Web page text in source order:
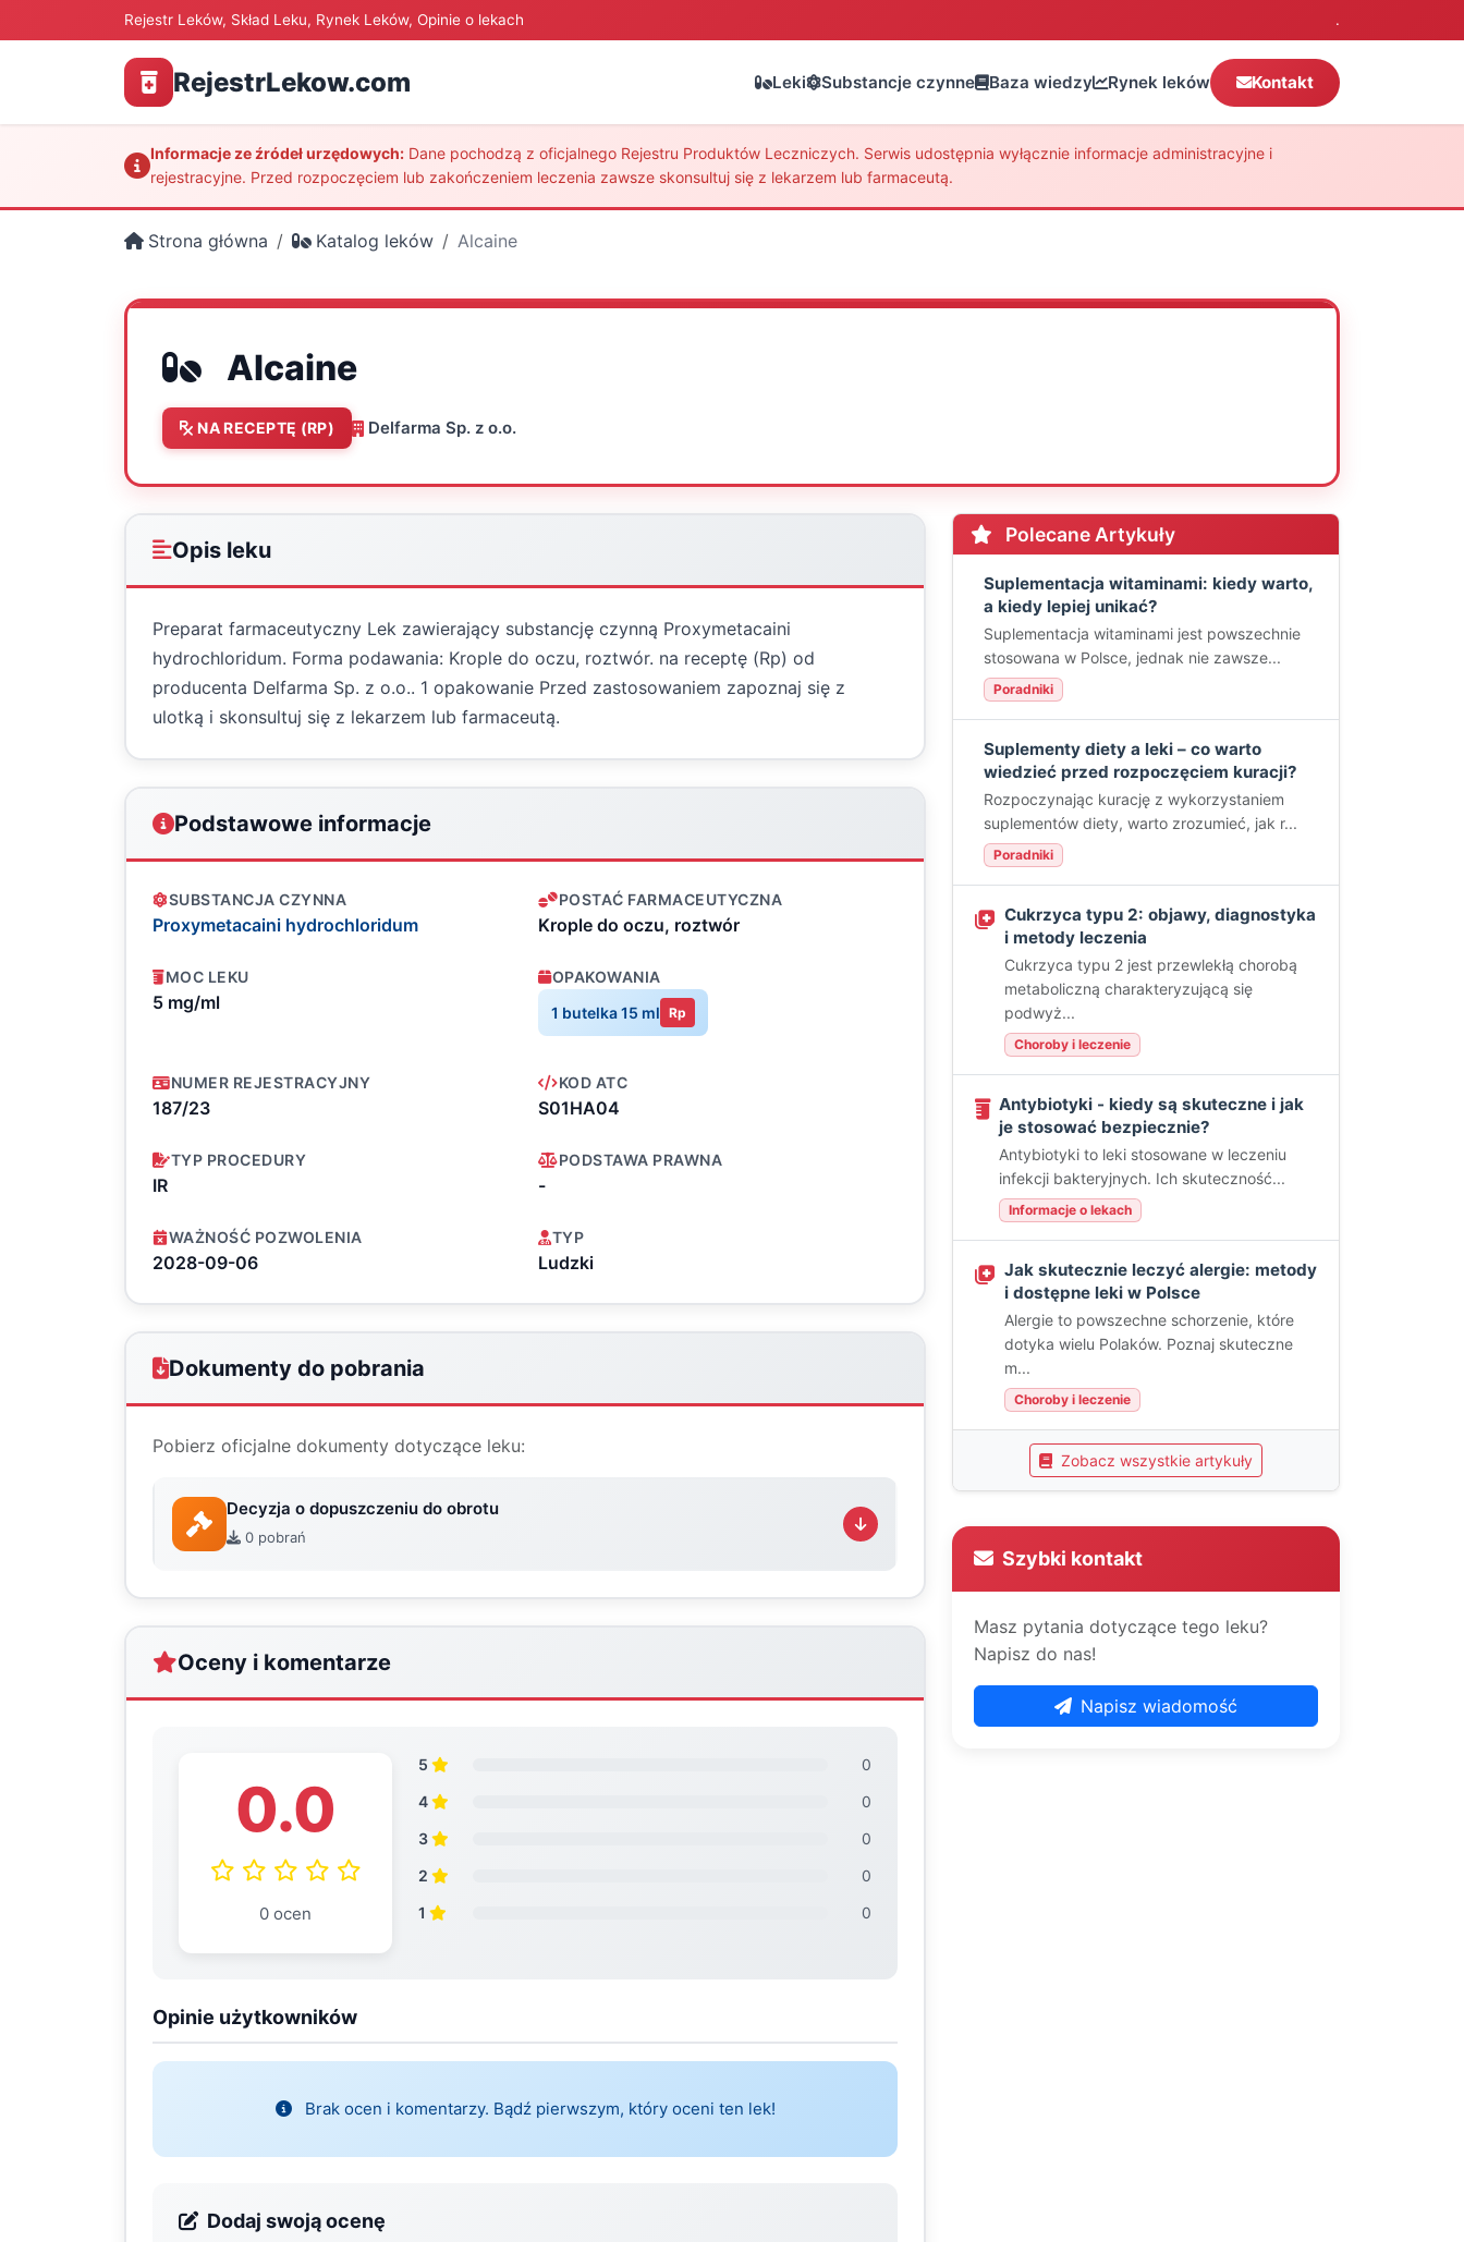
Rejestr Leków, Skład Leku, Rynek Leków, Opinie o lekach .
RejestrLekow.com Leki Substancje czynne Baza wiedzy Rynek leków Kontakt
Informacje ze źródeł urzędowych: Dane pochodzą z oficjalnego Rejestru Produktów Leczniczych. Serwis udostępnia wyłącznie informacje administracyjne i
rejestracyjne. Przed rozpoczęciem lub zakończeniem leczenia zawsze skonsultuj się z lekarzem lub farmaceutą.
Strona główna Katalog leków Alcaine
Alcaine
NA RECEPTĘ (RP) Delfarma Sp. z o.o.
Opis leku
Preparat farmaceutyczny Lek zawierający substancję czynną Proxymetacaini
hydrochloridum. Forma podawania: Krople do oczu, roztwór. na receptę (Rp) od
producenta Delfarma Sp. z o.o.. 1 opakowanie Przed zastosowaniem zapoznaj się z
ulotką i skonsultuj się z lekarzem lub farmaceutą.
Podstawowe informacje
SUBSTANCJA CZYNNA
Proxymetacaini hydrochloridum
POSTAĆ FARMACEUTYCZNA
Krople do oczu, roztwór
MOC LEKU
5 mg/ml
OPAKOWANIA
1 butelka 15 ml Rp
NUMER REJESTRACYJNY
187/23
KOD ATC
S01HA04
TYP PROCEDURY
IR
PODSTAWA PRAWNA
-
WAŻNOŚĆ POZWOLENIA
2028-09-06
TYP
Ludzki
Dokumenty do pobrania
Pobierz oficjalne dokumenty dotyczące leku:
Decyzja o dopuszczeniu do obrotu
0 pobrań
Oceny i komentarze
0.0
0 ocen
5
0
4
0
3
0
2
0
1
0
Opinie użytkowników
Brak ocen i komentarzy. Bądź pierwszym, który oceni ten lek!
Dodaj swoją ocenę
Polecane Artykuły
Suplementacja witaminami: kiedy warto,
a kiedy lepiej unikać?
Suplementacja witaminami jest powszechnie
stosowana w Polsce, jednak nie zawsze...
Poradniki
Suplementy diety a leki – co warto
wiedzieć przed rozpoczęciem kuracji?
Rozpoczynając kurację z wykorzystaniem
suplementów diety, warto zrozumieć, jak r...
Poradniki
Cukrzyca typu 2: objawy, diagnostyka
i metody leczenia
Cukrzyca typu 2 jest przewlekłą chorobą
metaboliczną charakteryzującą się
podwyż...
Choroby i leczenie
Antybiotyki - kiedy są skuteczne i jak
je stosować bezpiecznie?
Antybiotyki to leki stosowane w leczeniu
infekcji bakteryjnych. Ich skuteczność...
Informacje o lekach
Jak skutecznie leczyć alergie: metody
i dostępne leki w Polsce
Alergie to powszechne schorzenie, które
dotyka wielu Polaków. Poznaj skuteczne
m...
Choroby i leczenie
Zobacz wszystkie artykuły
Szybki kontakt
Masz pytania dotyczące tego leku?
Napisz do nas!
Napisz wiadomość